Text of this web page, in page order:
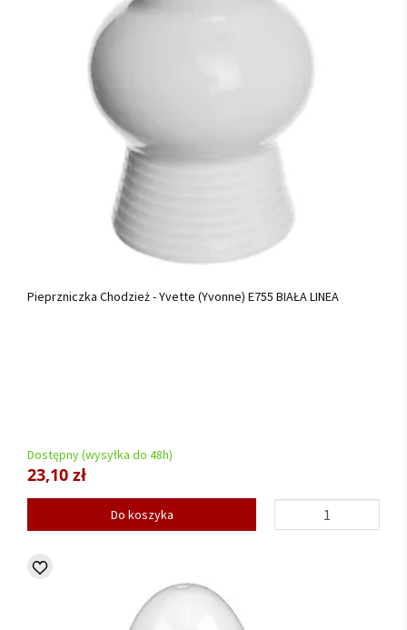
Pieprzniczka Chodzież - Yvette (Yvonne) E755 BIAŁA LINEA
Dostępny (wysyłka do 48h)
23,10 zł
Do koszyka